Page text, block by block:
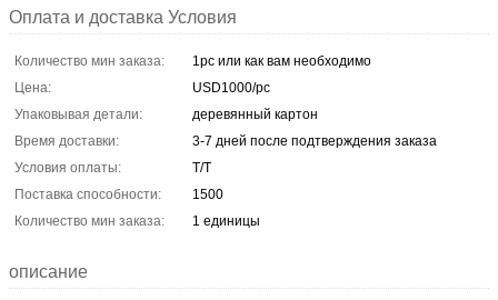
Оплата и доставка Условия
Количество мин заказа:
1pc или как вам необходимо
Цена:
USD1000/pc
Упаковывая детали:
деревянный картон
Время доставки:
3-7 дней после подтверждения заказа
Условия оплаты:
T/T
Поставка способности:
1500
Количество мин заказа:
1 единицы
описание